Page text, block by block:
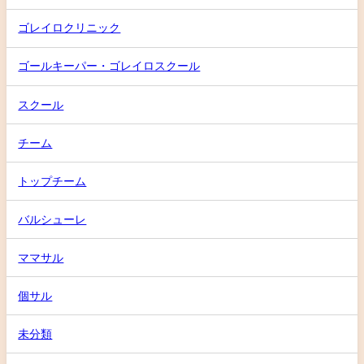
ゴレイロクリニック
ゴールキーパー・ゴレイロスクール
スクール
チーム
トップチーム
バルシューレ
ママサル
個サル
未分類